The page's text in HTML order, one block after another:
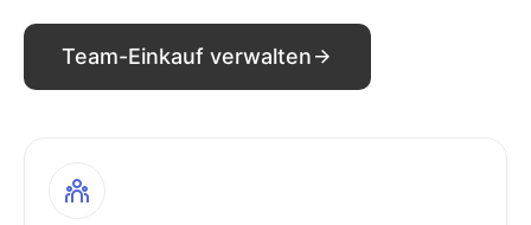
Team-Einkauf verwalten